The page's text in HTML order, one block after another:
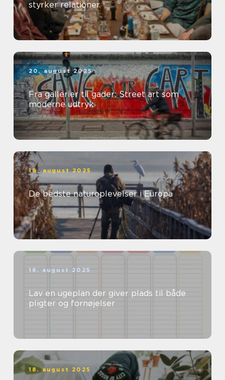
styrker relationer
20. august 2025
Fra gallerier til gader: Street art som
moderne udtryk
19. august 2025
De bedste naturoplevelser i Europa
18. august 2025
Lav en ugeplan der giver plads til både
pligter og fornøjelser
18. august 2025